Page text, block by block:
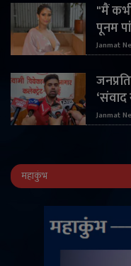
"मैं
पूनम
Janmat
Janmat
महाकुंभ